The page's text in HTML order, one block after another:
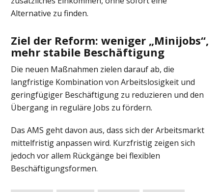
Alternative zu finden.
Ziel der Reform: weniger „Minijobs“,
mehr stabile Beschäftigung
Die neuen Maßnahmen zielen darauf ab, die
langfristige Kombination von Arbeitslosigkeit und
geringfügiger Beschäftigung zu reduzieren und den
Übergang in reguläre Jobs zu fördern.
Das AMS geht davon aus, dass sich der Arbeitsmarkt
mittelfristig anpassen wird. Kurzfristig zeigen sich
jedoch vor allem Rückgänge bei flexiblen
Beschäftigungsformen.